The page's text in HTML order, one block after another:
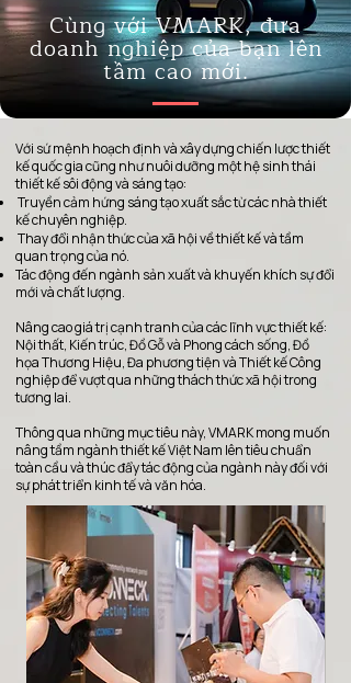
Cùng với VMARK, đưa
doanh nghiệp của bạn lên
tầm cao mới.
Với sứ mệnh hoạch định và xây dựng chiến lược thiết
kế quốc gia cũng như nuôi dưỡng một hệ sinh thái
thiết kế sôi động và sáng tạo:​
Truyền cảm hứng sáng tạo xuất sắc từ các nhà thiết
kế chuyên nghiệp.
Thay đổi nhận thức của xã hội về thiết kế và tầm
quan trọng của nó.
Tác động đến ngành sản xuất và khuyến khích sự đổi
mới và chất lượng.
Nâng cao giá trị cạnh tranh của các lĩnh vực thiết kế:
Nội thất, Kiến trúc, Đồ Gỗ và Phong cách sống, Đồ
họa Thương Hiệu, Đa phương tiện và Thiết kế Công
nghiệp để vượt qua những thách thức xã hội trong
tương lai.
Thông qua những mục tiêu này, VMARK mong muốn
nâng tầm ngành thiết kế Việt Nam lên tiêu chuẩn
toàn cầu và thúc đẩy tác động của ngành này đối với
sự phát triển kinh tế và văn hóa.